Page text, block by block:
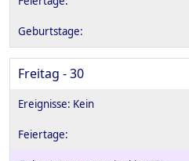
Freitag - 30